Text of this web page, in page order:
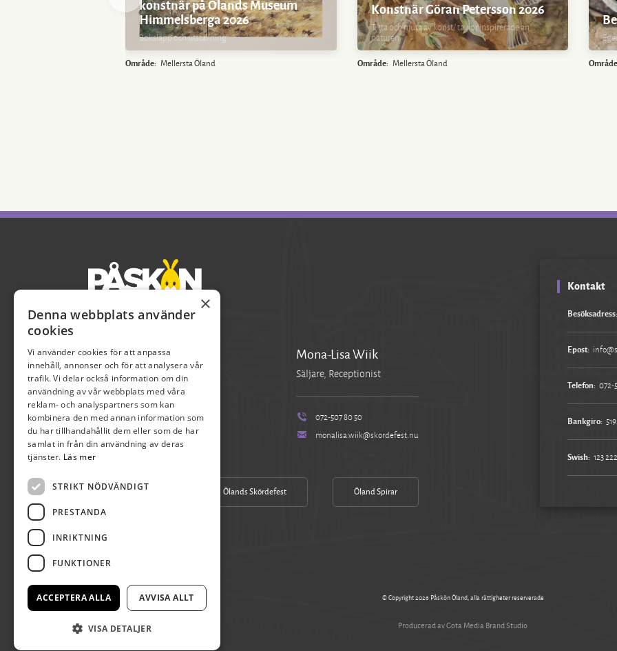
konstnär på Ölands Museum
Himmelsberga 2026
Boksläpp och utställning
Område: Mellersta Öland
Konstnär Göran Petersson 2026
Titta och njuta av konst/ tavlor inspirerade an
naturen.
Område: Mellersta Öland
Pia Axelsson
Verksamhetschef
070-390 17 04
pia.axelsson@skordefest.nu
Mona-Lisa Wiik
Säljare, Receptionist
072-507 80 50
monalisa.wiik@skordefest.nu
Vår Facebook Ölands Skördefest Öland Spirar
Kontakt
Besöksadress:
Epost:
Telefon: 072-
Bankgiro:
Swish: 123
© Copyright 2026 Påskön Öland, alla rättigheter reserverade
Producerad av Gota Media Brand Studio
×
Denna webbplats använder
cookies
Vi använder cookies för att anpassa
innehåll, annonser och för att analysera vår
trafik. Vi delar också information om din
användning av vår webbplats med våra
reklam- och analyspartners som kan
kombinera den med annan information som
du har tillhandahållit dem eller som de har
samlat in från din användning av deras
tjänster. Läs mer
STRIKT NÖDVÄNDIGT
PRESTANDA
INRIKTNING
FUNKTIONER
ACCEPTERA ALLA AVVISA ALLT
VISA DETALJER